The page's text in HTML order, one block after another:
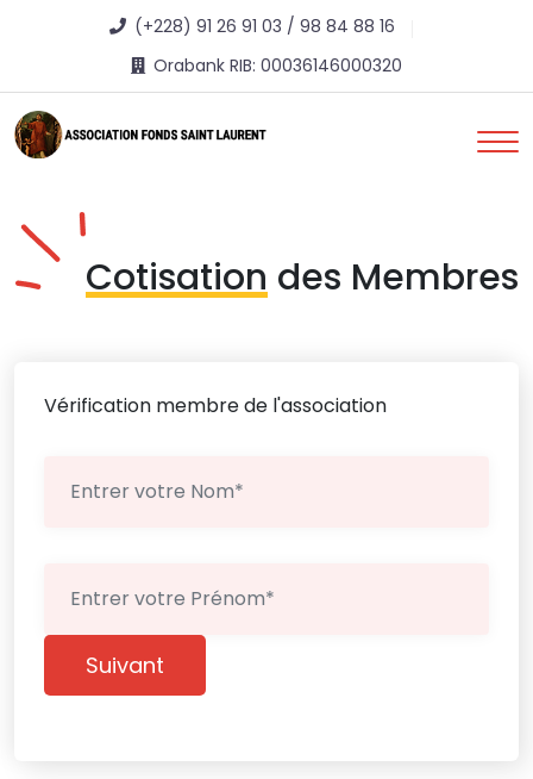
(+228) 91 26 91 03 / 98 84 88 16
Orabank RIB: 00036146000320
Cotisation des Membres
Vérification membre de l'association
Suivant